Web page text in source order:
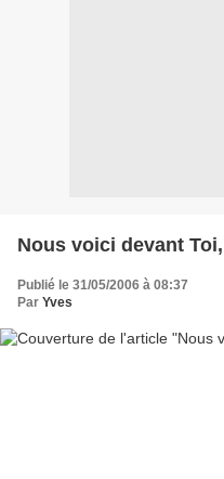
Nous voici devant
Publié le 31/05/2006 à 08:37
Par Yves